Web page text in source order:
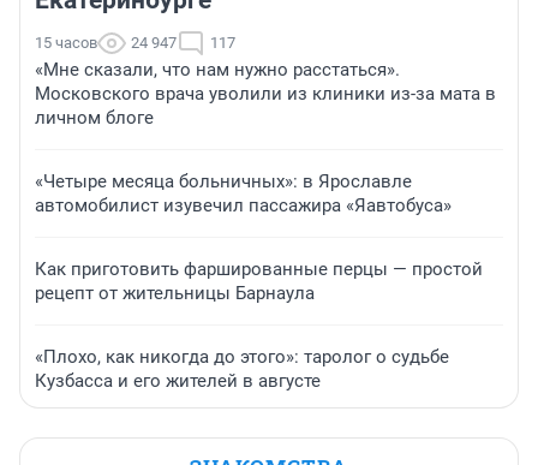
15 часов 24 947 117
«Мне сказали, что нам нужно расстаться».
Московского врача уволили из клиники из-за мата в
личном блоге
«Четыре месяца больничных»: в Ярославле
автомобилист изувечил пассажира «Яавтобуса»
Как приготовить фаршированные перцы — простой
рецепт от жительницы Барнаула
«Плохо, как никогда до этого»: таролог о судьбе
Кузбасса и его жителей в августе